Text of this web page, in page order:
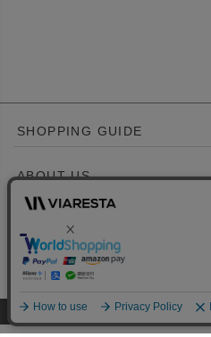
SHOPPING GUIDE
ABOUT US
©VIARESTA all